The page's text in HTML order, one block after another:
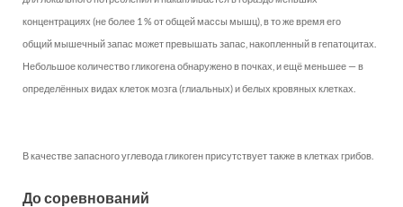
концентрациях (не более 1 % от общей массы мышц), в то же время его
общий мышечный запас может превышать запас, накопленный в гепатоцитах.
Небольшое количество гликогена обнаружено в почках, и ещё меньшее — в
определённых видах клеток мозга (глиальных) и белых кровяных клетках.
В качестве запасного углевода гликоген присутствует также в клетках грибов.
До соревнований